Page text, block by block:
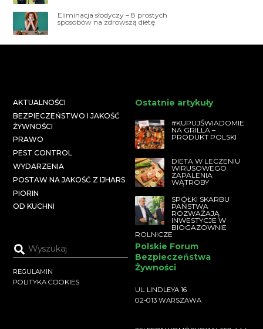
Eliminacja słodyczy – 8 prostych
sposobów na zdrowszą dietę
AKTUALNOŚCI
BEZPIECZEŃSTWO I JAKOŚĆ
ŻYWNOŚCI
PRAWO
PEST CONTROL
WYDARZENIA
POSTAW NA JAKOŚĆ Z IJHARS
PIORIN
OD KUCHNI
Ostatnie artykuły
#KUPUJŚWIADOMIE
NA GRILLA –
PRODUKT POLSKI
DIETA W LECZENIU
WIRUSOWEGO
ZAPALENIA
WĄTROBY
SPÓŁKI SKARBU
PAŃSTWA
ROZWAŻAJĄ
INWESTYCJE W
BIOGAZOWNIE
ROLNICZE
REGULAMIN
POLITYKA COOKIES
Polskie Forum
Bezpieczeństwa
Żywności
UL. LINDLEYA 16
02-013 WARSZAWA